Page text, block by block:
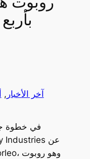
آخر الأخبار ,
في خطوة